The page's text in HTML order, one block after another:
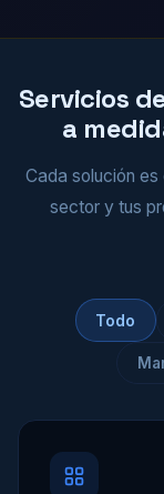
Servicios
a
Cada solución
sector y tus
Todo